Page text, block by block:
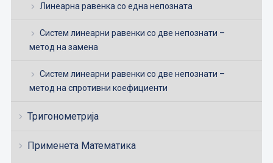
Линеарна равенка со една непозната
Систем линеарни равенки со две непознати –
метод на замена
Систем линеарни равенки со две непознати –
метод на спротивни коефициенти
Тригонометрија
Применета Математика